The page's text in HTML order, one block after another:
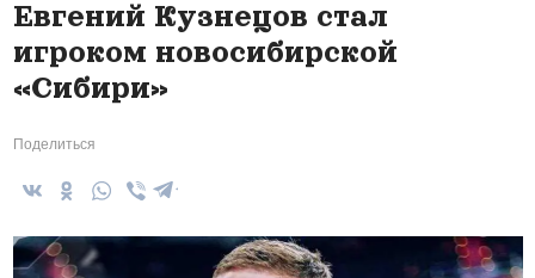
Евгений Кузнецов стал
игроком новосибирской
«Сибири»
Поделиться